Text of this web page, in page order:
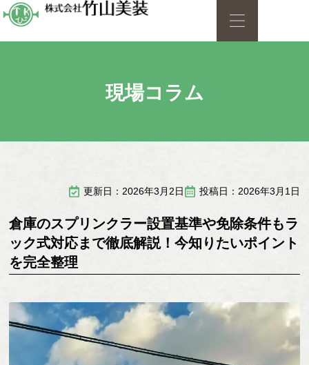
現場コラム
更新日：2026年3月2日 投稿日：2026年3月1日
倉庫のスプリンクラー設置基準や免除条件もラ
ック式対応まで徹底解説！今知りたいポイント
を完全整理